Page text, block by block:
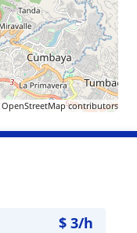
OpenStreetMapcontributors
$ 3/h